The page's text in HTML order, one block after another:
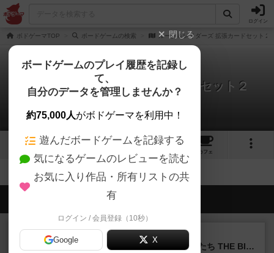
ログイン
ボドゲーマTOP ボードゲームの検索 ルーク＆レイダーズ 拡張カードセット２
ルーク＆レイダーズ 拡張カードセット２
拡張/関連作品 0件
4 1 1
カフェ
会員の新しい投稿
レビュー
アグリコラ：牧場の動物たち THE BIG BOX
閉じる
ボードゲームのプレイ履歴を記録し
て、
自分のデータを管理しませんか？
約75,000人がボドゲーマを利用中！
遊んだボードゲームを記録する
気になるゲームのレビューを読む
お気に入り作品・所有リストの共
有
ログイン / 会員登録（10秒）
Google X